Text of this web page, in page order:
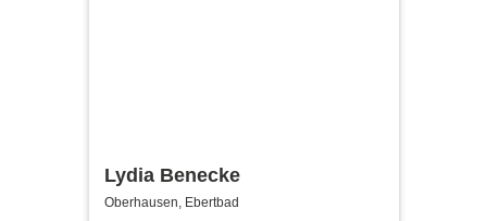
Lydia Benecke
Oberhausen, Ebertbad